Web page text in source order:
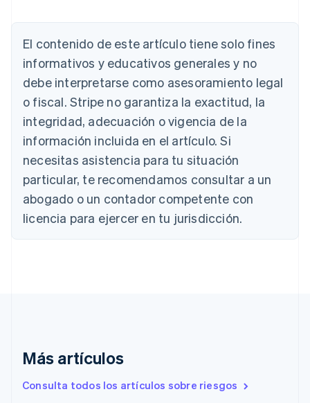
El contenido de este artículo tiene solo fines
informativos y educativos generales y no
debe interpretarse como asesoramiento legal
o fiscal. Stripe no garantiza la exactitud, la
integridad, adecuación o vigencia de la
información incluida en el artículo. Si
necesitas asistencia para tu situación
particular, te recomendamos consultar a un
abogado o un contador competente con
licencia para ejercer en tu jurisdicción.
Más artículos
Consulta todos los artículos sobre riesgos
Australia
Austria
DeutschEnglish
Bélgica
Nederlands Français Deutsch English
Brasil
Português English
Bulgaria
English
Canadá
English Français
China continental
简体中文 English
Chipre
Croacia
Eslovenia
España